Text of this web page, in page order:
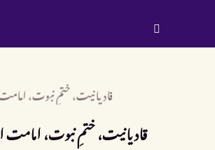
قادیانیت، ختمِ نبوت، امامت